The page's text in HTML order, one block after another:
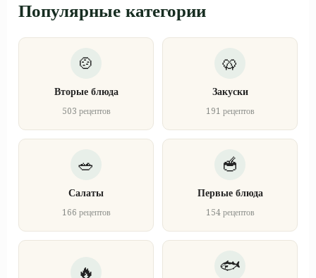
Популярные категории
Вторые блюда
503 рецептов
Закуски
191 рецептов
Салаты
166 рецептов
Первые блюда
154 рецептов